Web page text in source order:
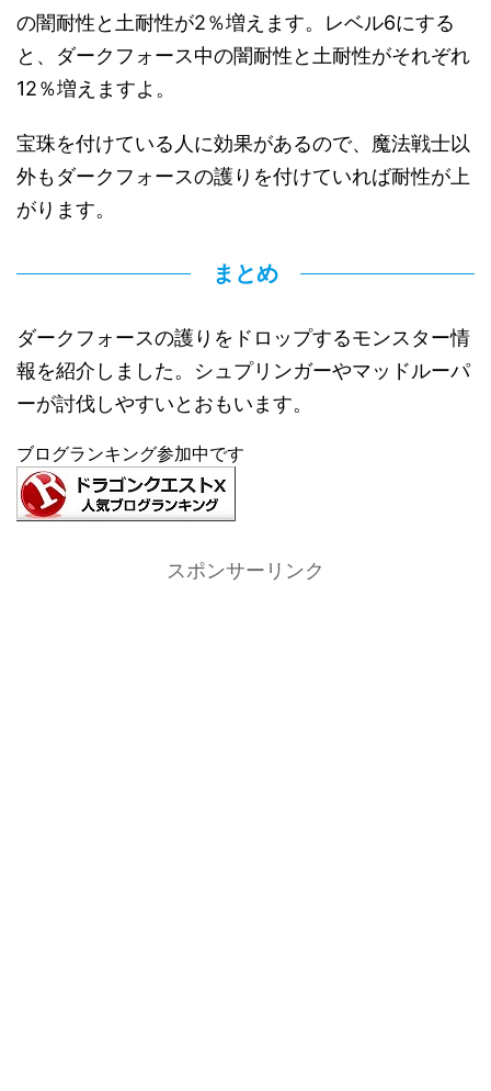
の闇耐性と土耐性が2％増えます。レベル6にする
と、ダークフォース中の闇耐性と土耐性がそれぞれ
12％増えますよ。
宝珠を付けている人に効果があるので、魔法戦士以
外もダークフォースの護りを付けていれば耐性が上
がります。
まとめ
ダークフォースの護りをドロップするモンスター情
報を紹介しました。シュプリンガーやマッドルーパ
ーが討伐しやすいとおもいます。
ブログランキング参加中です
スポンサーリンク